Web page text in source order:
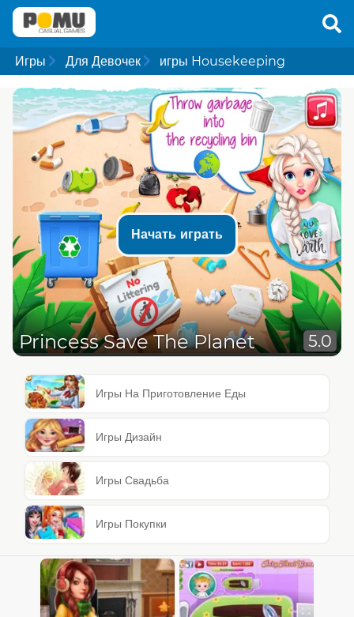
Игры Для Девочек игры Housekeeping
Начать играть
Princess Save The Planet 5.0
Игры На Приготовление Еды
Игры Дизайн
Игры Свадьба
Игры Покупки